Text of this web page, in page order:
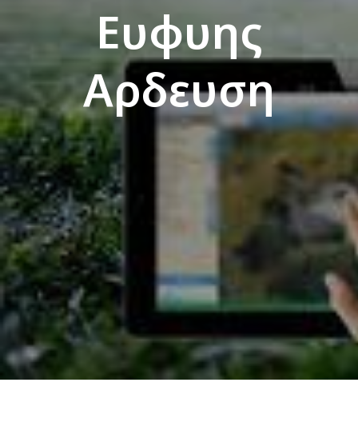
Ευφυης
Αρδευση